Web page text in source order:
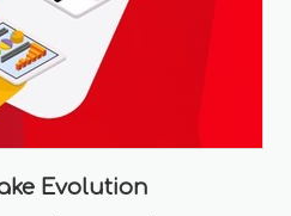
Evolution